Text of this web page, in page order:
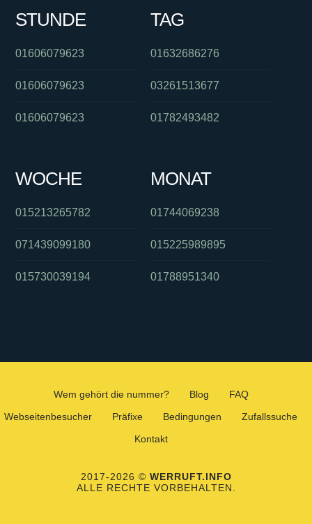
STUNDE
01606079623
01606079623
01606079623
TAG
01632686276
03261513677
01782493482
WOCHE
015213265782
071439099180
015730039194
MONAT
01744069238
015225989895
01788951340
Wem gehört die nummer? Blog
FAQ
Webseitenbesucher
Präfixe Bedingungen
Zufallssuche
Kontakt
2017-2026 © WERRUFT.INFO
ALLE RECHTE VORBEHALTEN.